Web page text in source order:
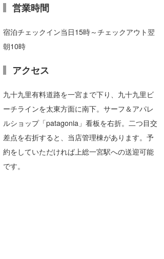
営業時間
宿泊チェックイン当日15時～チェックアウト翌
朝10時
アクセス
九十九里有料道路を一宮まで下り、九十九里ビ
ーチラインを太東方面に南下。サーフ＆アパレ
ルショップ「patagonia」看板を右折。二つ目交
差点を右折すると、当店管理棟があります。予
約をしていただければ上総一宮駅への送迎可能
です。